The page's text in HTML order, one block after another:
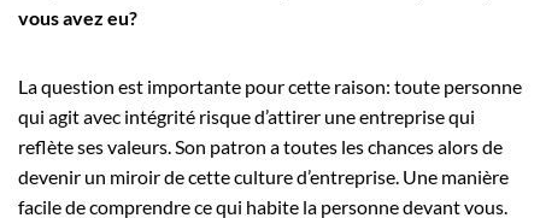
vous avez eu?
La question est importante pour cette raison: toute personne
qui agit avec intégrité risque d’attirer une entreprise qui
reflète ses valeurs. Son patron a toutes les chances alors de
devenir un miroir de cette culture d’entreprise. Une manière
facile de comprendre ce qui habite la personne devant vous.